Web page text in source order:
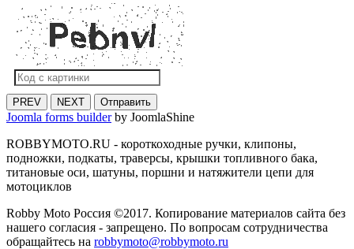
PREV NEXT Отправить
Joomla forms builderby JoomlaShine
ROBBYMOTO.RU - короткоходные ручки, клипоны,
подножки, подкаты, траверсы, крышки топливного бака,
титановые оси, шатуны, поршни и натяжители цепи для
мотоциклов
Robby Moto Россия ©2017. Копирование материалов сайта без
нашего согласия - запрещено. По вопросам сотрудничества
обращайтесь на robbymoto@robbymoto.ru